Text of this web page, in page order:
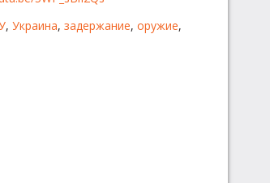
, Украина, задержание, оружие,